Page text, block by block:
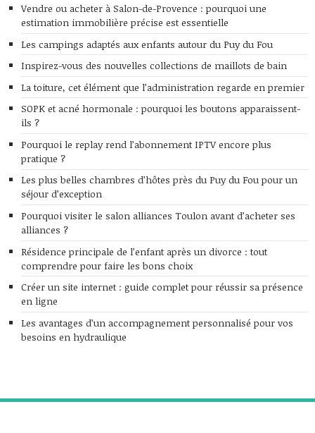
Vendre ou acheter à Salon-de-Provence : pourquoi une
estimation immobilière précise est essentielle
Les campings adaptés aux enfants autour du Puy du Fou
Inspirez-vous des nouvelles collections de maillots de bain
La toiture, cet élément que l’administration regarde en premier
SOPK et acné hormonale : pourquoi les boutons apparaissent-
ils ?
Pourquoi le replay rend l’abonnement IPTV encore plus
pratique ?
Les plus belles chambres d’hôtes près du Puy du Fou pour un
séjour d’exception
Pourquoi visiter le salon alliances Toulon avant d’acheter ses
alliances ?
Résidence principale de l’enfant après un divorce : tout
comprendre pour faire les bons choix
Créer un site internet : guide complet pour réussir sa présence
en ligne
Les avantages d’un accompagnement personnalisé pour vos
besoins en hydraulique